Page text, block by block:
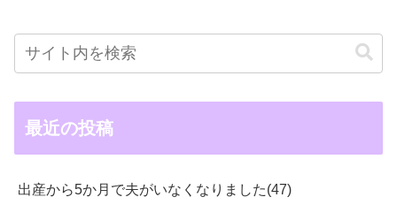
最近の投稿
出産から5か月で夫がいなくなりました(47)